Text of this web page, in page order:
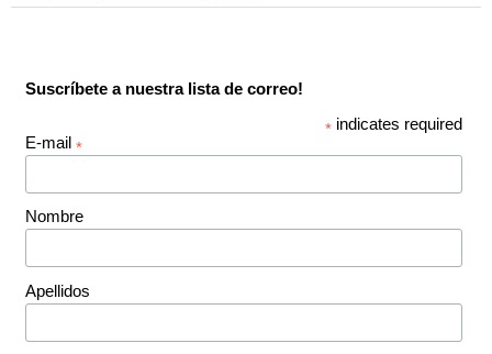
Suscríbete a nuestra lista de correo!
* indicates required
E-mail *
Nombre
Apellidos